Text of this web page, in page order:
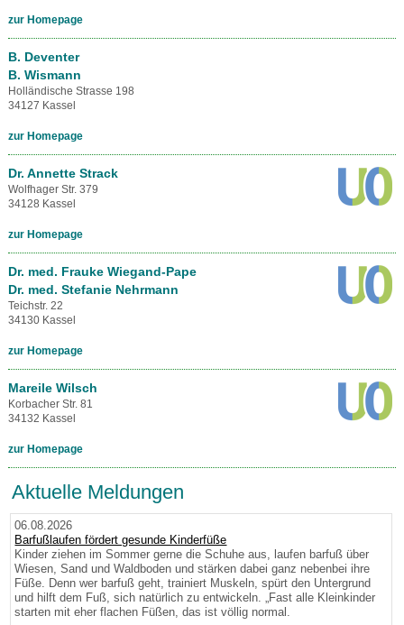
zur Homepage
B. Deventer
B. Wismann
Holländische Strasse 198
34127 Kassel
zur Homepage
Dr. Annette Strack
Wolfhager Str. 379
34128 Kassel
zur Homepage
Dr. med. Frauke Wiegand-Pape
Dr. med. Stefanie Nehrmann
Teichstr. 22
34130 Kassel
zur Homepage
Mareile Wilsch
Korbacher Str. 81
34132 Kassel
zur Homepage
Aktuelle Meldungen
06.08.2026
Barfußlaufen fördert gesunde Kinderfüße
Kinder ziehen im Sommer gerne die Schuhe aus, laufen barfuß über
Wiesen, Sand und Waldboden und stärken dabei ganz nebenbei ihre
Füße. Denn wer barfuß geht, trainiert Muskeln, spürt den Untergrund
und hilft dem Fuß, sich natürlich zu entwickeln. „Fast alle Kleinkinder
starten mit eher flachen Füßen, das ist völlig normal.